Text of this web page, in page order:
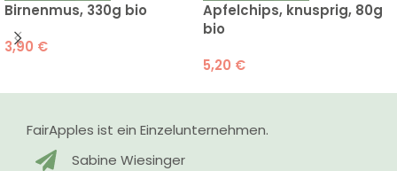
Birnenmus, 330g bio
3,90 €
Apfelchips, knusprig, 80g
bio
5,20 €
FairApples ist ein Einzelunternehmen.
Sabine Wiesinger